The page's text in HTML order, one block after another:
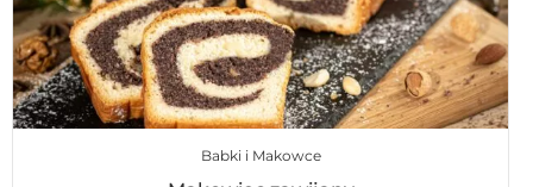
Babki i Makowce